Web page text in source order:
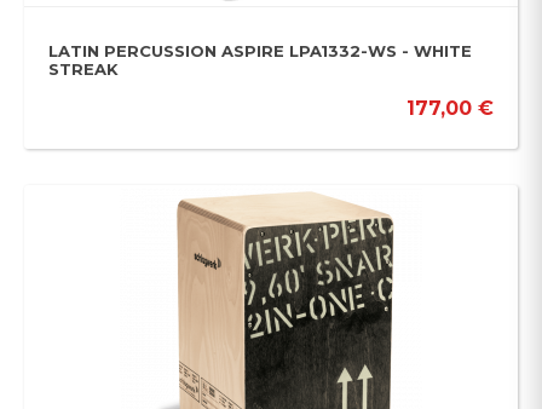
LATIN PERCUSSION ASPIRE LPA1332-WS - WHITE
STREAK
177,00 €